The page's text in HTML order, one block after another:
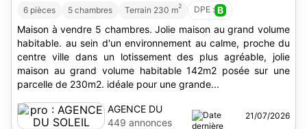
6 pièces 5 chambres Terrain 230 m2 DPE : B
Maison à vendre 5 chambres. Jolie maison au grand volume
habitable. au sein d'un environnement au calme, proche du
centre ville dans un lotissement des plus agréable, jolie
maison au grand volume habitable 142m2 posée sur une
parcelle de 230m2. idéale pour une grande...
AGENCE DU
SOLEIL
449 annonces
21/07/2026